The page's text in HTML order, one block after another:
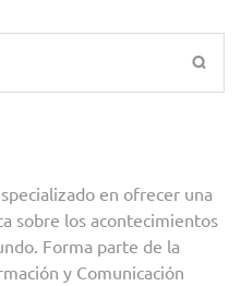
en ofrecer una
sobre los acontecimientos
Forma parte de la
y Comunicación